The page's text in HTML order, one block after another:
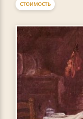
СТОИМОСТЬ